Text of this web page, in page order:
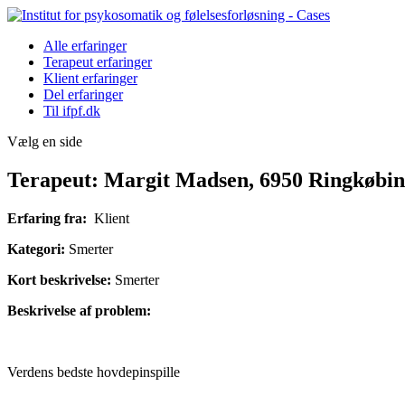
Alle erfaringer
Terapeut erfaringer
Klient erfaringer
Del erfaringer
Til ifpf.dk
Vælg en side
Terapeut: Margit Madsen, 6950
Erfaring fra: Klient
Kategori: Smerter
Kort beskrivelse: Smerter
Beskrivelse af problem:
Verdens bedste hovdepinspille